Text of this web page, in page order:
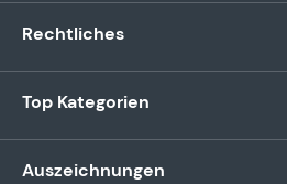
Rechtliches
Top Kategorien
Auszeichnungen